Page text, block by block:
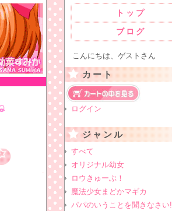
トップ
ブログ
こんにちは、ゲストさん
カート
ログイン
ジャンル
すべて
オリジナル幼女
ロウきゅーぶ！
魔法少女まどかマギカ
パパのいうことを聞きなさい!